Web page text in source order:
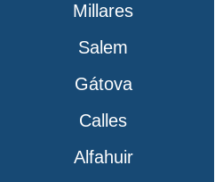
Millares
Salem
Gátova
Calles
Alfahuir